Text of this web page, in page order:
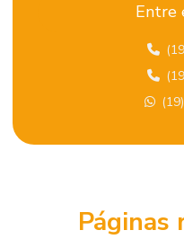
Certificação de gestão
Certificação global em SST
Certificação internacional em
Entre
Páginas